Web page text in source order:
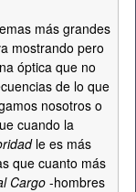
más grandes
mostrando pero
óptica que no
de lo que
nosotros o
cuando la
le es más
que cuanto más
Cargo -hombres